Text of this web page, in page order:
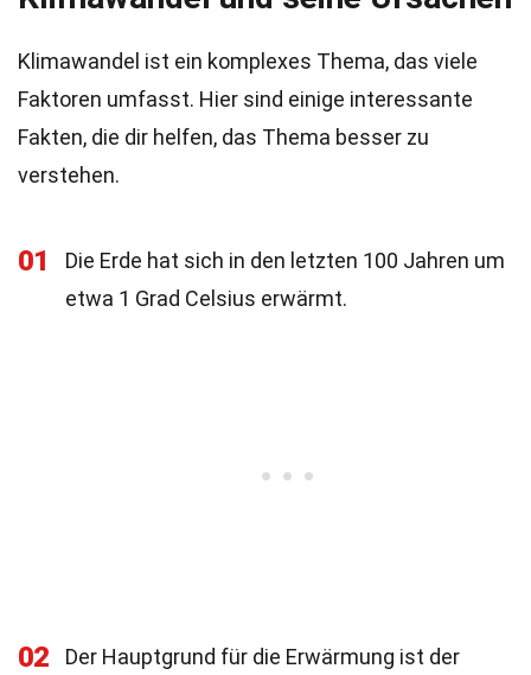
Klimawandel ist ein komplexes Thema, das viele
Faktoren umfasst. Hier sind einige interessante
Fakten, die dir helfen, das Thema besser zu
verstehen.
01
Die Erde hat sich in den letzten 100 Jahren um
etwa 1 Grad Celsius erwärmt.
02
Der Hauptgrund für die Erwärmung ist der